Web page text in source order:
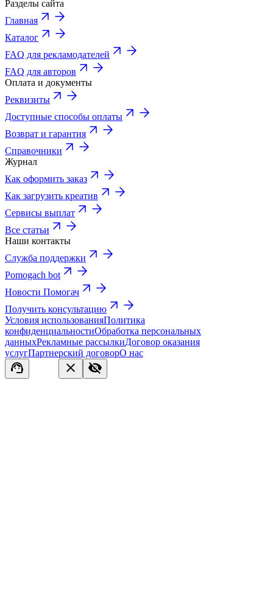
Разделы сайта
Главная
Каталог
FAQ для рекламодателей
FAQ для авторов
Оплата и документы
Реквизиты
Доступные способы оплаты
Возврат и гарантия
Справочники
Журнал
Как оформить заказ
Как загрузить креатив
Сервисы выплат
Все статьи
Наши контакты
Служба поддержки
Pomogach bot
Новости Помогач
Получить консультацию
Условия использованияПолитика
конфиденциальностиОбработка персональных
данныхРекламные рассылкиДоговор оказания
услугПартнерский договорО нас